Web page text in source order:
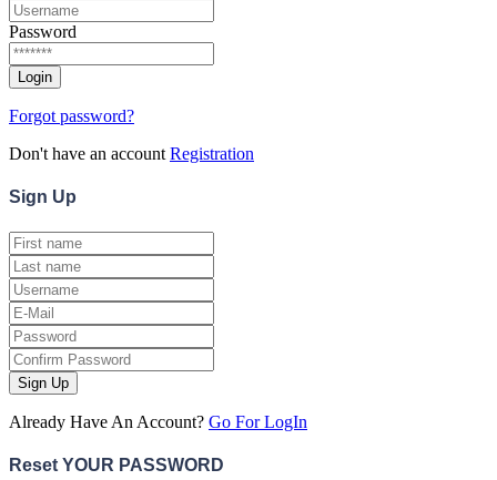
Password
Forgot password?
Don't have an account Registration
Sign Up
Sign Up
Already Have An Account? Go For LogIn
Reset YOUR PASSWORD